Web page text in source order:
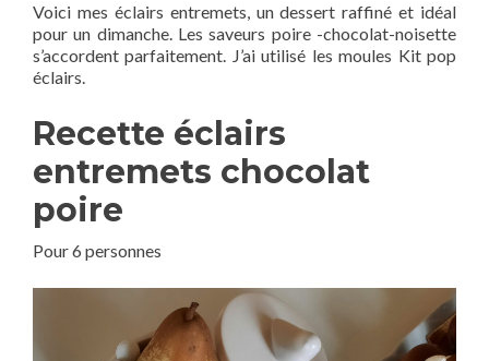
Voici mes éclairs entremets, un dessert raffiné et idéal
pour un dimanche. Les saveurs poire -chocolat-noisette
s’accordent parfaitement. J’ai utilisé les moules Kit pop
éclairs.
Recette éclairs
entremets chocolat
poire
Pour 6 personnes